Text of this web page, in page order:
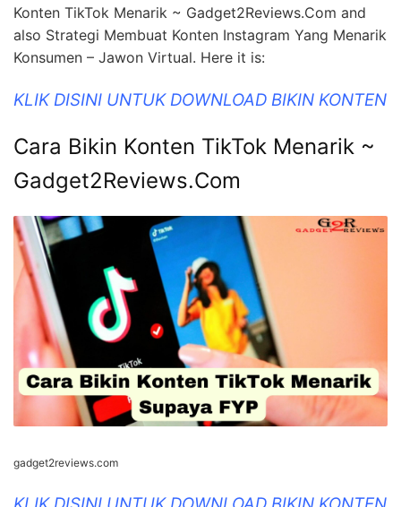
Konten TikTok Menarik ~ Gadget2Reviews.Com and
also Strategi Membuat Konten Instagram Yang Menarik
Konsumen – Jawon Virtual. Here it is:
KLIK DISINI UNTUK DOWNLOAD BIKIN KONTEN
Cara Bikin Konten TikTok Menarik ~
Gadget2Reviews.Com
gadget2reviews.com